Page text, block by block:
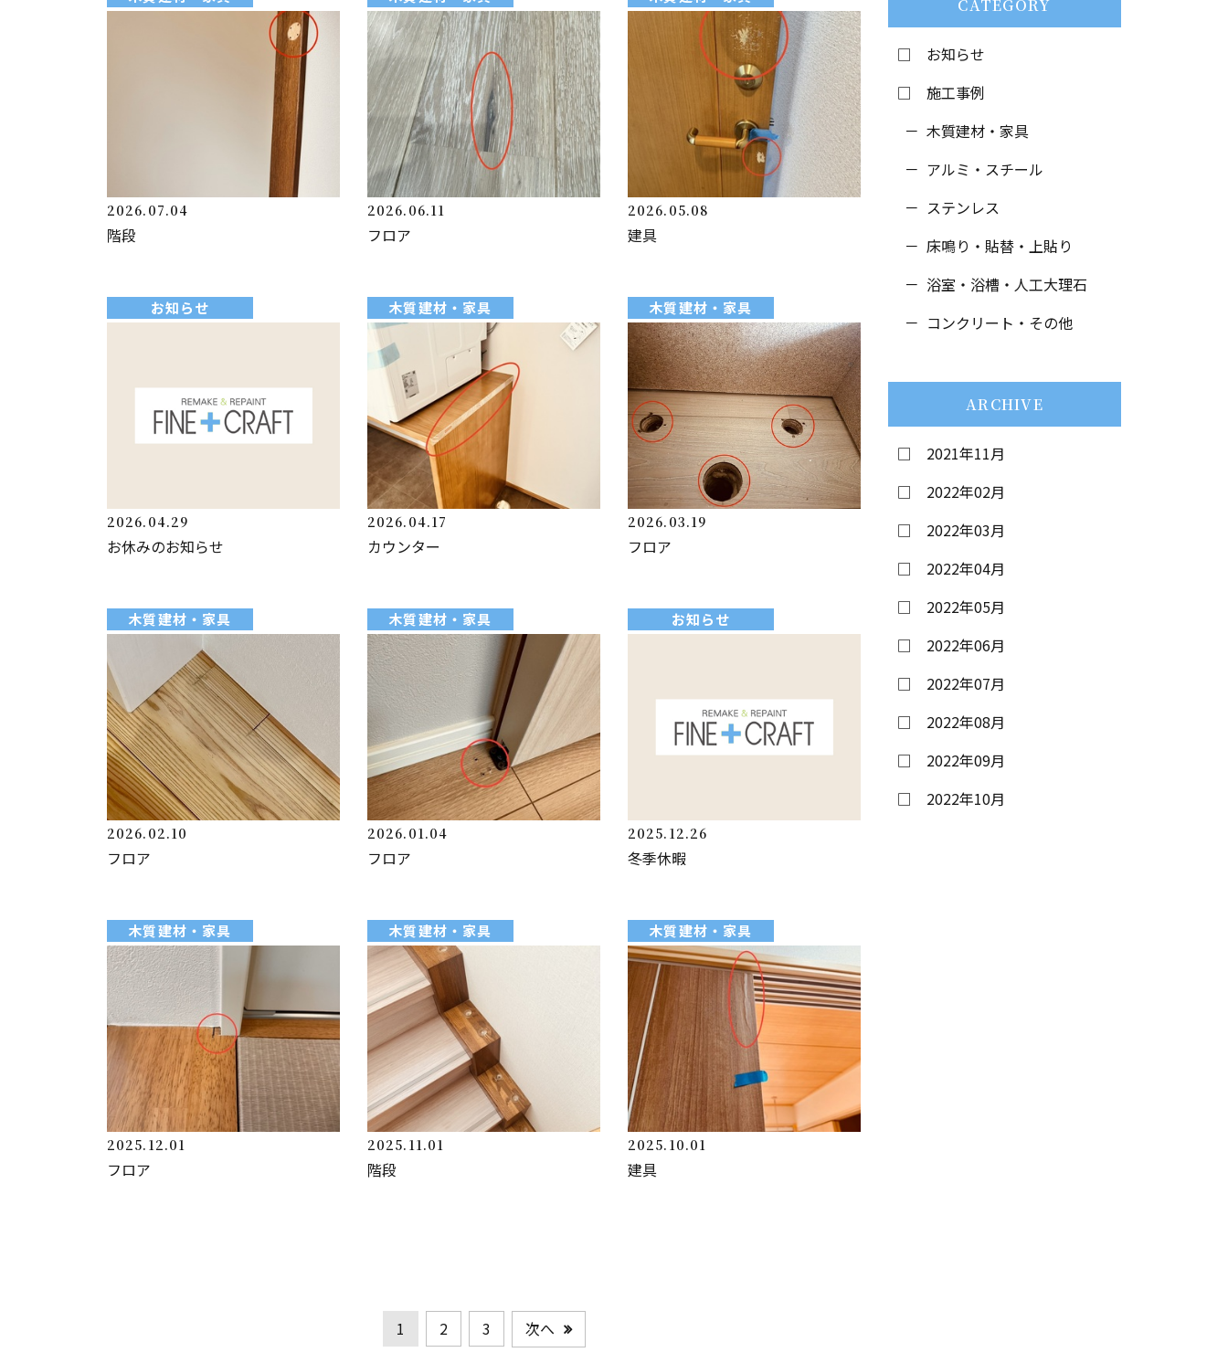
2026.07.04
階段
2026.06.11
フロア
2026.05.08
建具
お知らせ
2026.04.29
お休みのお知らせ
木質建材・家具
2026.04.17
カウンター
木質建材・家具
2026.03.19
フロア
木質建材・家具
2026.02.10
フロア
木質建材・家具
2026.01.04
フロア
お知らせ
2025.12.26
冬季休暇
木質建材・家具
2025.12.01
フロア
木質建材・家具
2025.11.01
階段
木質建材・家具
2025.10.01
建具
1 2 3 次へ
CATEGORY
お知らせ
施工事例
木質建材・家具
アルミ・スチール
ステンレス
床鳴り・貼替・ 上貼り
浴室・浴槽・人工大理石
コンクリート・その他
ARCHIVE
2021年11月
2022年02月
2022年03月
2022年04月
2022年05月
2022年06月
2022年07月
2022年08月
2022年09月
2022年10月